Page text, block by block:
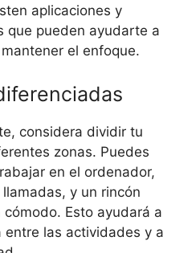
aplicaciones y
que pueden ayudarte a
el enfoque.
considera dividir tu
zonas. Puedes
en el ordenador,
y un rincón
Esto ayudará a
entre las actividades y a